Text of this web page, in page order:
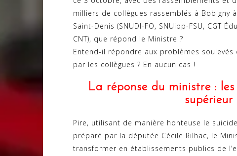
milliers de collègues rassemblés à Bobigny
Saint-Denis (SNUDI-FO, SNUipp-FSU, CGT
CNT), que répond le Ministre ?
Entend-il répondre aux problèmes
par les collègues ? En aucun cas !
La réponse du ministre :
Pire, utilisant de manière honteuse le
préparé par la députée Cécile Rilhac, le
transformer en établissements publics de